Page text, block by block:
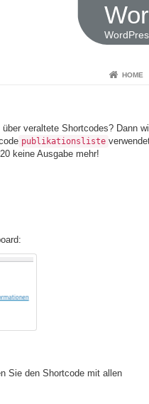
HOME
veraltete Shortcodes? Dann
publikationsliste
keine Ausgabe mehr!
Sie den Shortcode mit allen